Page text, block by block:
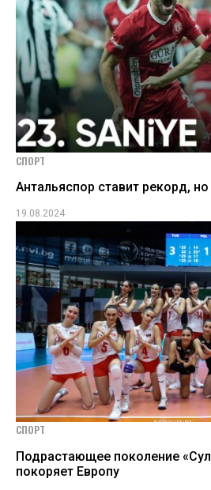
СПОРТ
Антальяспор ставит рекорд,
19.08.2024
СПОРТ
Подрастающее поколение
покоряет Европу